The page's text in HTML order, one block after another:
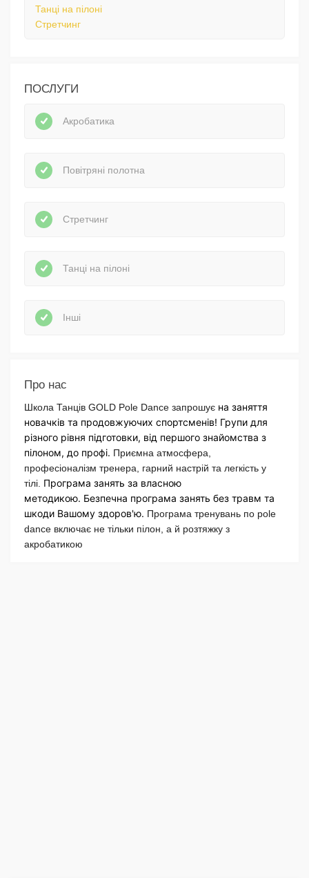
Танці на пілоні
Стретчинг
ПОСЛУГИ
Акробатика
Повітряні полотна
Стретчинг
Танці на пілоні
Інші
Про нас
Школа Танців GOLD Pole Dance запрошує на заняття
новачків та продовжуючих спортсменів! Групи для
різного рівня підготовки, від першого знайомства з
пілоном, до профі. Приємна атмосфера,
професіоналізм тренера, гарний настрій та легкість у
тілі. Програма занять за власною
методикою. Безпечна програма занять без травм та
шкоди Вашому здоров'ю. Програма тренувань по pole
dance включає не тільки пілон, а й розтяжку з
акробатикою